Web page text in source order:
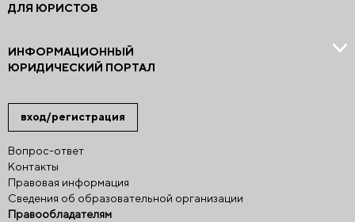
вход/регистрация
Вопрос-ответ
Контакты
Правовая информация
Сведения об образовательной организации
Правообладателям
ДЛЯ ЮРИСТОВ
ИНФОРМАЦИОННЫЙ
ЮРИДИЧЕСКИЙ ПОРТАЛ